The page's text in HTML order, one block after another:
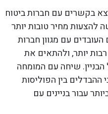
בקשרים עם חברות ביטוח
להצעות מחיר טובות יותר
עם מגוון חברות
יותר, ולהתאים את
שיחה עם המומחה
ההבדלים בין הפוליסות
עבור בניינים עם